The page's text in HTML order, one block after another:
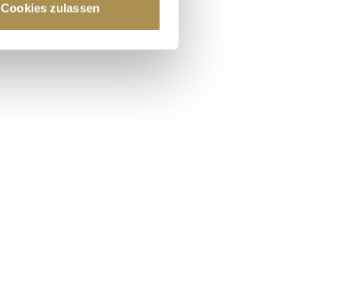
Präferenzen im
anbieten zu können
Rahmen Ihrer Nutzung
Cookies zulassen